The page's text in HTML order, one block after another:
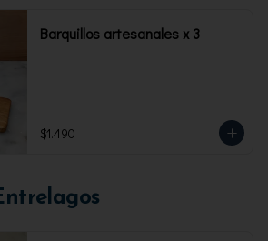
Barquillos artesanales x 3
$1.490